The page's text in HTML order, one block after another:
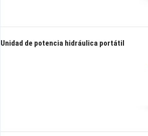
Unidad de potencia hidráulica portátil